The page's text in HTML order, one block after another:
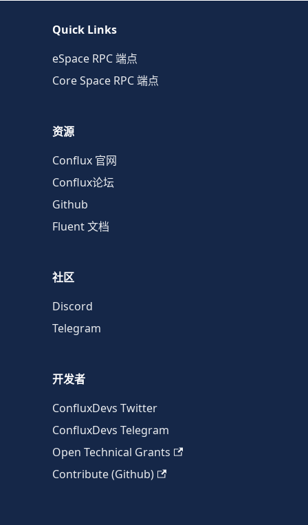
Quick Links
eSpace RPC 端点
Core Space RPC 端点
资源
Conflux 官网
Conflux论坛
Github
Fluent 文档
社区
Discord
Telegram
开发者
ConfluxDevs Twitter
ConfluxDevs Telegram
Open Technical Grants
Contribute (Github)